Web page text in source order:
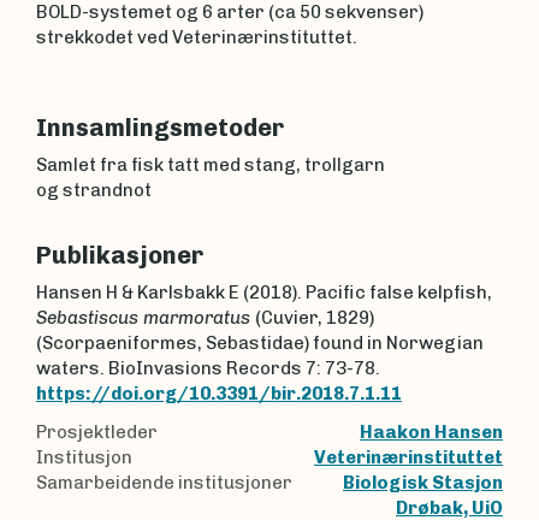
BOLD-systemet og 6 arter (ca 50 sekvenser)
strekkodet ved Veterinærinstituttet.
Innsamlingsmetoder
Samlet fra fisk tatt med stang, trollgarn
og strandnot
Publikasjoner
Hansen H & Karlsbakk E (2018). Pacific false kelpfish,
Sebastiscus marmoratus (Cuvier, 1829)
(Scorpaeniformes, Sebastidae) found in Norwegian
waters. BioInvasions Records 7: 73-78.
https://doi.org/10.3391/bir.2018.7.1.11
Prosjektleder
Haakon Hansen
Institusjon
Veterinærinstituttet
Samarbeidende institusjoner
Biologisk Stasjon
Drøbak, UiO